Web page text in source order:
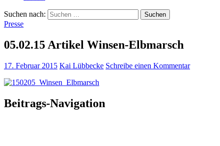
Suchen nach:
Presse
05.02.15 Artikel Winsen-Elbmarsch
17. Februar 2015 Kai Lübbecke Schreibe einen Kommentar
Beitrags-Navigation